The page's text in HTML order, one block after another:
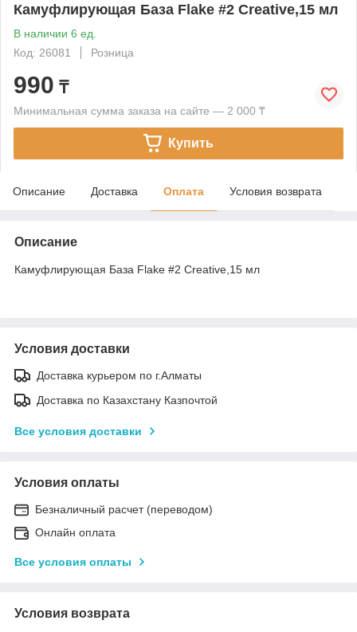
Камуфлирующая База Flake #2 Creative,15 мл
В наличии 6 ед.
Код: 26081
Розница
990 ₸
Минимальная сумма заказа на сайте — 2 000 ₸
Купить
Описание Доставка Оплата Условия возврата
Описание
Камуфлирующая База Flake #2 Creative,15 мл
Условия доставки
Доставка курьером по г.Алматы
Доставка по Казахстану Казпочтой
Все условия доставки
Условия оплаты
Безналичный расчет (переводом)
Онлайн оплата
Все условия оплаты
Условия возврата